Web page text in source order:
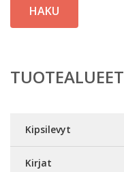
HAKU
TUOTEALUEET
Kipsilevyt
Kirjat